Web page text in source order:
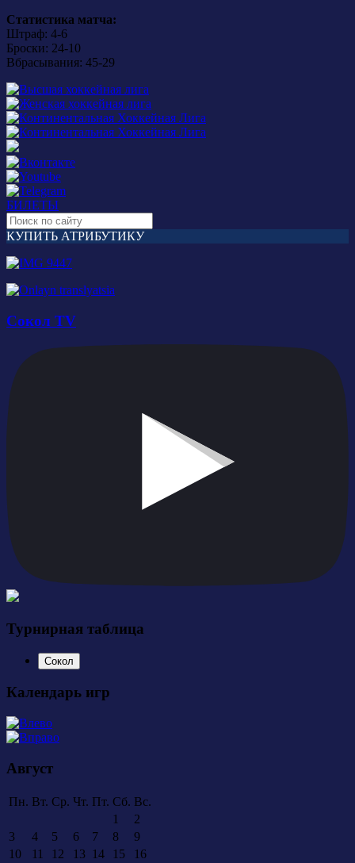
Статистика матча:
Штраф: 4-6
Броски: 24-10
Вбрасывания: 45-29
БИЛЕТЫ
КУПИТЬ АТРИБУТИКУ
Сокол TV
Турнирная таблица
Сокол
Календарь игр
Август
Пн. Вт. Ср. Чт. Пт. Сб. Вс.
1
2
3
4 5 6 7 8
9
10
11 12 13 14 15 16